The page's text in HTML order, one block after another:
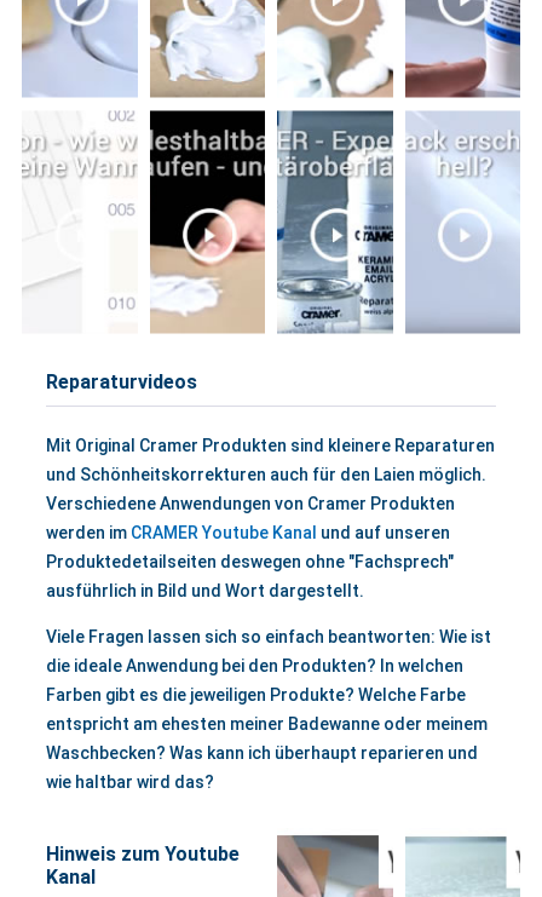
Reparaturvideos
Mit Original Cramer Produkten sind kleinere Reparaturen
und Schönheitskorrekturen auch für den Laien möglich.
Verschiedene Anwendungen von Cramer Produkten
werden im CRAMER Youtube Kanal und auf unseren
Produktedetailseiten deswegen ohne "Fachsprech"
ausführlich in Bild und Wort dargestellt.
Viele Fragen lassen sich so einfach beantworten: Wie ist
die ideale Anwendung bei den Produkten? In welchen
Farben gibt es die jeweiligen Produkte? Welche Farbe
entspricht am ehesten meiner Badewanne oder meinem
Waschbecken? Was kann ich überhaupt reparieren und
wie haltbar wird das?
Renovierung, Pflege und Reparatur von Badewannen,
Waschbecken und ähnlicher Sanitärkeramik, werden in
Hinweis zum Youtube
Kanal